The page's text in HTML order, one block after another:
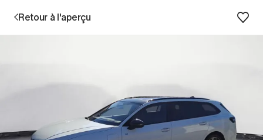
Recherche d'un véhicule
Retour à l'aperçu